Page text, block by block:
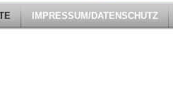
IMPRESSUM/DATENSCHUTZ